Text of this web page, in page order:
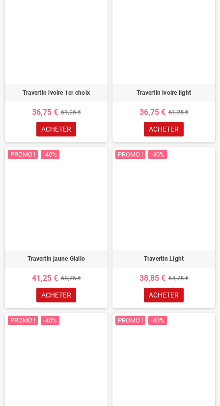
Travertin ivoire 1er choix
36,75 € 61,25 €
ACHETER
Travertin ivoire light
36,75 € 61,25 €
ACHETER
PROMO ! -40%
Travertin jaune Giallo
41,25 € 68,75 €
ACHETER
PROMO ! -40%
Travertin Light
38,85 € 64,75 €
ACHETER
PROMO ! -40% PROMO ! -40%